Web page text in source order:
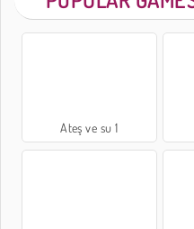
Ateş ve su 1